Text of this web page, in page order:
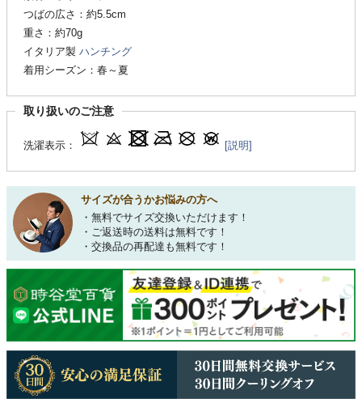
つばの広さ：約5.5cm
重さ：約70g
イタリア製 ハンチング
着用シーズン：春～夏
取り扱いのご注意
洗濯表示： [説明]
サイズが合うかお悩みの方へ
・無料でサイズ交換いただけます！
・ご返送時の送料は無料です！
・交換品の再配達も無料です！